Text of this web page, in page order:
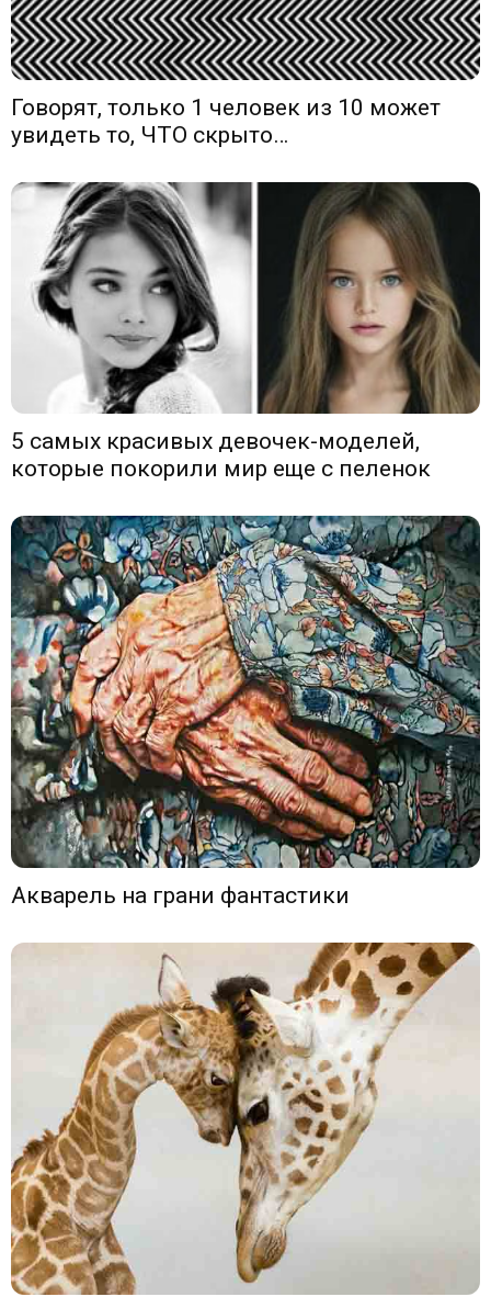
Говорят, только 1 человек из 10 может
увидеть то, ЧТО скрыто…
5 самых красивых девочек-моделей,
которые покорили мир еще с пеленок
Акварель на грани фантастики